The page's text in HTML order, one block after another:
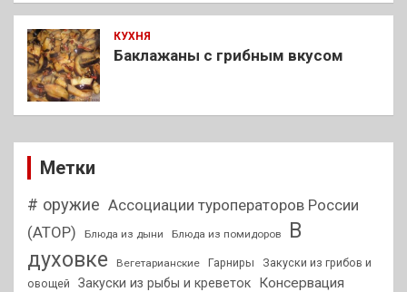
КУХНЯ
Баклажаны с грибным вкусом
Метки
# оружие Ассоциации туроператоров России
(АТОР)
Блюда из дыни Блюда из помидоров
В
духовке
Вегетарианские Гарниры
Закуски из грибов и
овощей
Закуски из рыбы и креветок Консервация